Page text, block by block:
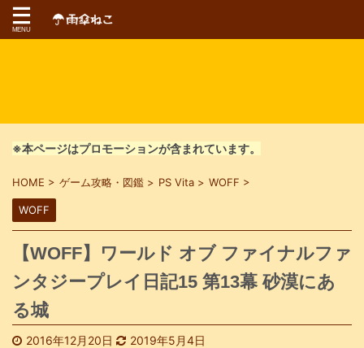
※本ページはプロモーションが含まれています。
HOME > ゲーム攻略・図鑑 > PS Vita > WOFF >
WOFF
【WOFF】ワールド オブ ファイナルファ
ンタジープレイ日記15 第13幕 砂漠にあ
る城
2016年12月20日 2019年5月4日